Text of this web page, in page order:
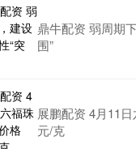
鼎牛配资 弱周期
围”
展鹏配资 4月11
元/克